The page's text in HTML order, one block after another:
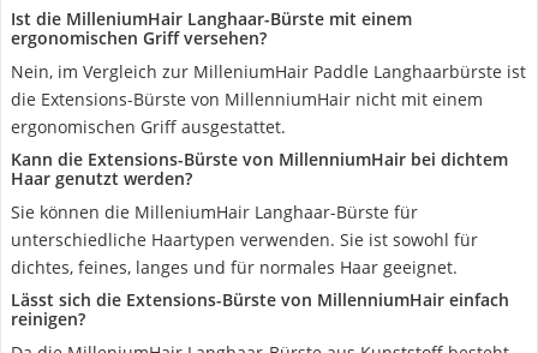
Ist die MilleniumHair Langhaar-Bürste mit einem
ergonomischen Griff versehen?
Nein, im Vergleich zur MilleniumHair Paddle Langhaarbürste ist
die Extensions-Bürste von MillenniumHair nicht mit einem
ergonomischen Griff ausgestattet.
Kann die Extensions-Bürste von MillenniumHair bei dichtem
Haar genutzt werden?
Sie können die MilleniumHair Langhaar-Bürste für
unterschiedliche Haartypen verwenden. Sie ist sowohl für
dichtes, feines, langes und für normales Haar geeignet.
Lässt sich die Extensions-Bürste von MillenniumHair einfach
reinigen?